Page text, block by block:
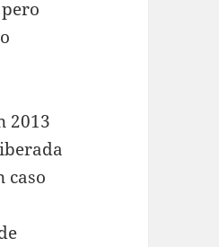
2013
caso